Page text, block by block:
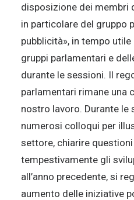
disposizione dei membri
in particolare del gruppo
pubblicità», in tempo
gruppi parlamentari e
durante le sessioni. Il
parlamentari rimane una
nostro lavoro. Durante le
numerosi colloqui per
settore, chiarire
tempestivamente gli
all’anno precedente, si
aumento delle iniziative